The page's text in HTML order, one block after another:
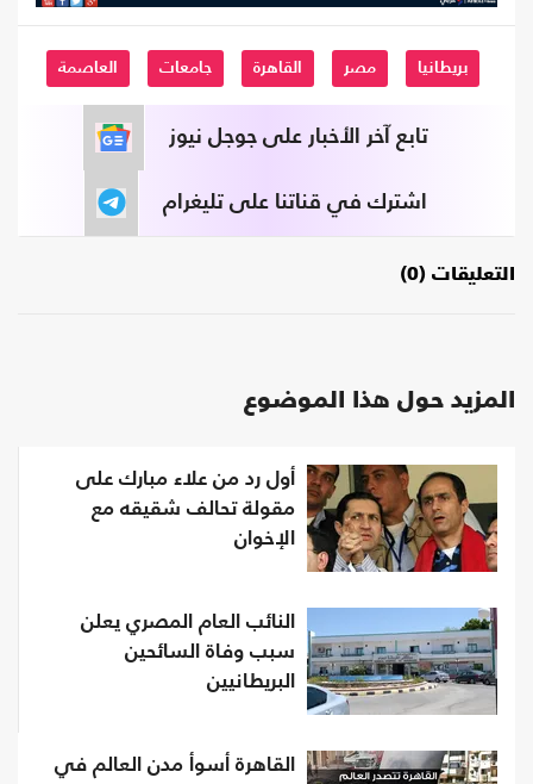
بريطانيا مصر القاهرة جامعات العاصمة
تابع آخر الأخبار على جوجل نيوز
اشترك في قناتنا على تليغرام
التعليقات (0)
المزيد حول هذا الموضوع
أول رد من علاء مبارك على
مقولة تحالف شقيقه مع
الإخوان
النائب العام المصري يعلن
سبب وفاة السائحين
البريطانيين
القاهرة أسوأ مدن العالم في